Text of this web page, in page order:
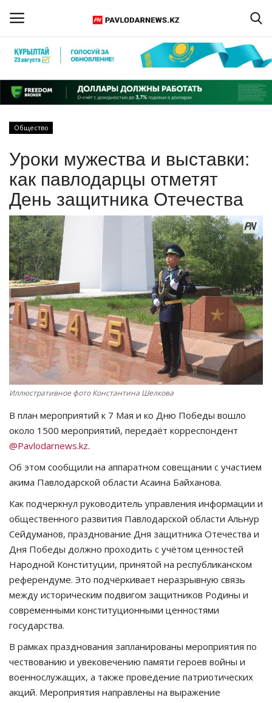
Регистрация
Главная
ПАВЛОДАРСКАЯ ОБЛАСТЬ
КАЗАХСТАН
МИР
СПЕЦПРОЕКТЫ
СПОРТ
Чек-лист
РАЗВЛЕЧЕНИЯ
OFFICIAL
Курултай
Язык
Қазақша Русский
Общество
Уроки мужества и выставки:
как павлодарцы отметят
День защитника Отечества
Иллюстративное фото Константина Шелкова
В план мероприятий к 7 Мая и ко Дню Победы вошло
около 1500 мероприятий, передаёт корреспондент
@Pavlodarnews.kz.
Об этом сообщили на аппаратном совещании с участием
акима Павлодарской области Асаина Байханова.
Как подчеркнул руководитель управления информации и
общественного развития Павлодарской области Альнур
Сейдуманов, празднование Дня защитника Отечества и
Дня Победы должно проходить с учётом ценностей
Народной Конституции, принятой на республиканском
референдуме. Это подчёркивает неразрывную связь
между историческим подвигом защитников Родины и
современными конституционными ценностями
государства.
В рамках празднования запланированы мероприятия по
чествованию и увековечению памяти героев войны и
военнослужащих, а также проведение патриотических
акций. Мероприятия направлены на выражение